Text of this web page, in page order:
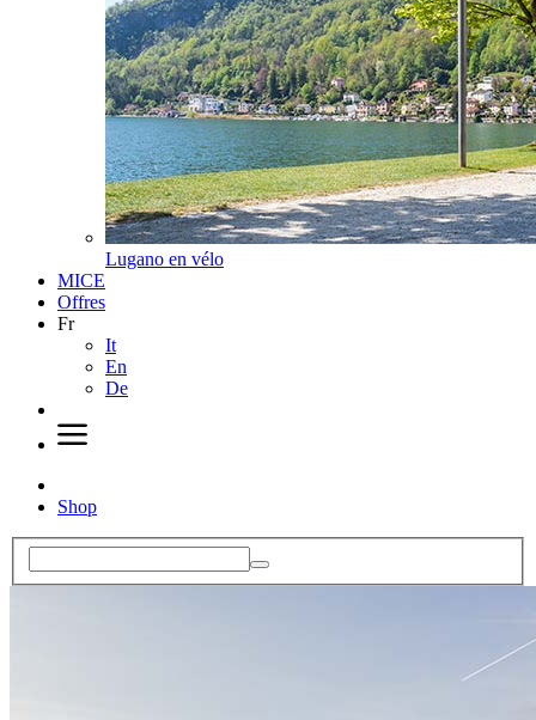
Lugano en vélo
MICE
Offres
Fr
It
En
De
Shop